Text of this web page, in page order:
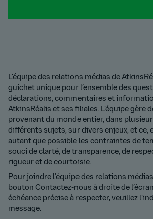
L’équipe des relations médias de
guichet unique pour l’ensemble des
déclarations, commentaires et
AtkinsRéalis et ses filiales. L’équipe gère
provenant du monde entier, dans
différents sujets, sur divers enjeux, et ce,
autant que possible les contraintes de
souci de clarté, de transparence, de
rigueur et de courtoisie.
Pour joindre l’équipe des relations
bouton Contactez-nous à droite de
échéance précise à respecter, veuillez
message.